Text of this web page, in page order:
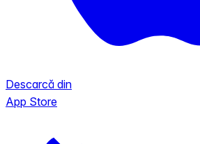
Descarcă din
App Store